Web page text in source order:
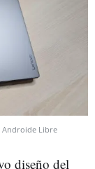
Androide Libre
diseño del